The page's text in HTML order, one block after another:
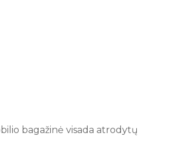
bagažinė visada atrodytų